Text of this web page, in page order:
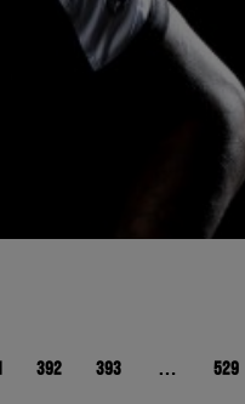
392 393 … 529